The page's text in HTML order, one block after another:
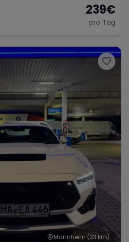
239€
pro Tag
Mannheim (23 km)